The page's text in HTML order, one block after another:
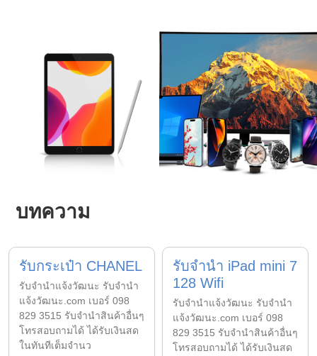
บทความ
รับกระเป๋า CHANEL
รับจํานําแจ้งวัฒนะ รับจํานํา
แจ้งวัฒนะ.com เบอร์ 098
829 3515 รับจำนำสินค้าอื่นๆ
โทรสอบถามได้ ได้รับเงินสด
ในทันทีเต็มจำนว
รับจำนำ iPad mini 7
128 Wifi
รับจํานําแจ้งวัฒนะ รับจํานํา
แจ้งวัฒนะ.com เบอร์ 098
829 3515 รับจำนำสินค้าอื่นๆ
โทรสอบถามได้ ได้รับเงินสด